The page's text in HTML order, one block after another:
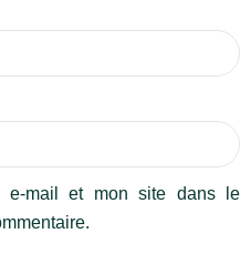
e-mail et mon site dans le